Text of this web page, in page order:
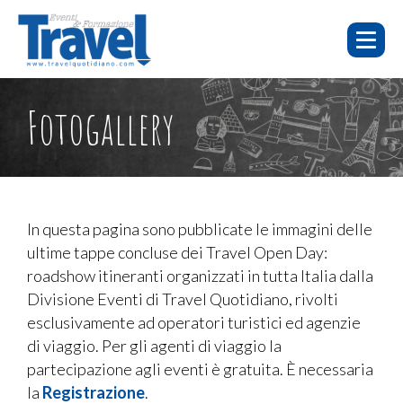
HOME
CHI SIAMO
WEBINAR
FAQ
EVENTI
SERVIZI
CONTATTI
PUBBLICITÀ
TORNA A TRAVELQUOTIDIANO
WEBINAR
E-
LEARNING
EVENTI
FOTO E
VIDEO
Fotogallery
In questa pagina sono pubblicate le immagini delle
ultime tappe concluse dei Travel Open Day:
roadshow itineranti organizzati in tutta Italia dalla
Divisione Eventi di Travel Quotidiano, rivolti
esclusivamente ad operatori turistici ed agenzie
di viaggio. Per gli agenti di viaggio la
partecipazione agli eventi è gratuita. È necessaria
la Registrazione.